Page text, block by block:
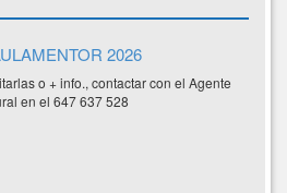
2026
o + info., contactar con el Agente
en el 647 637 528